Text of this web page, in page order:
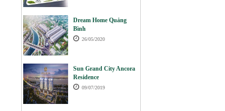
Dream Home Quảng
Bình
26/05/2020
Sun Grand City Ancora
Residence
09/07/2019